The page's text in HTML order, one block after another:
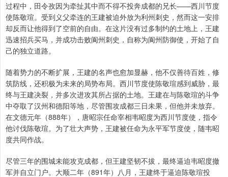
过程中，田令孜因为牵扯其中而不得不投奔成都的兄长——西川节度
使陈敬瑄。受到义父牵连的王建被迫外放为利州刺史，然而这一安排
却反而让他得到了空前的自由。在这片没有过多制约的土地上，王建
迅速招兵买马，并成功击败阆州刺史，自称为阆州防御使，开始了自
己的独立道路。
随着势力的不断扩展，王建的名声也愈加显赫，他不仅善待百姓，修
筑防线，还积极为未来的局势布局。西川节度使陈敬瑄感到威胁，最
终与王建决裂，并多次进攻其所占据的土地。王建在与陈敬瑄的斗争
中夺取了汉州和德阳等地，尽管围攻成都三日未果，但他并未放弃。
在文德元年（888年），唐昭宗任命宰相韦昭度为西川节度使，指令
他讨伐陈敬瑄。为了壮大声势，王建被任命为永平军节度使，随韦昭
度共同作战。
尽管三年的围城未能攻克成都，但王建坚韧不拔，最终逼迫韦昭度撤
军并自立门户。大顺二年（891年）八月，王建终于逼迫陈敬瑄投